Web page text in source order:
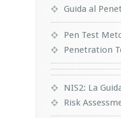
Guida al
Pen Test
Penetration
NIS2: La
Risk